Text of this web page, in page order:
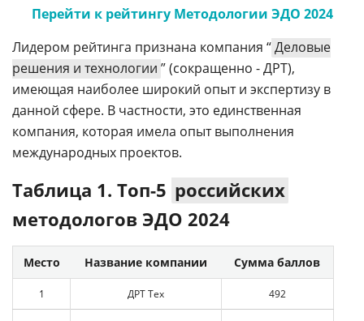
Перейти к рейтингу Методологии ЭДО 2024
Лидером рейтинга признана компания “Деловые
решения и технологии ” (сокращенно - ДРТ),
имеющая наиболее широкий опыт и экспертизу в
данной сфере. В частности, это единственная
компания, которая имела опыт выполнения
международных проектов.
Таблица 1. Топ-5 российских
методологов ЭДО 2024
Место Название компании Сумма баллов
1 ДРТ Тех 492